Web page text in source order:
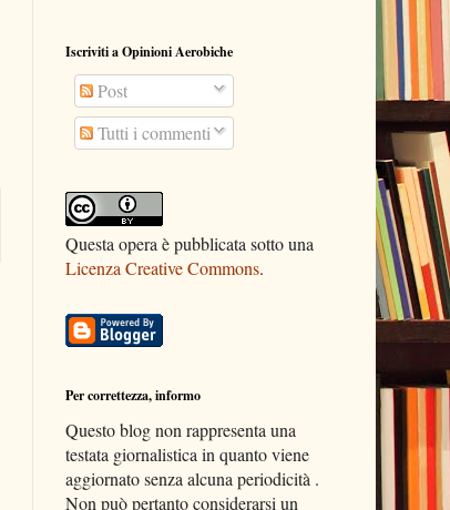
Iscriviti a Opinioni Aerobiche
Post
Tutti i commenti
Questa opera è pubblicata sotto una
Licenza Creative Commons.
Per correttezza, informo
Questo blog non rappresenta una
testata giornalistica in quanto viene
aggiornato senza alcuna periodicità .
Non può pertanto considerarsi un